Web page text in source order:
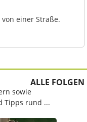
einer Straße.
ALLE FOLGEN
sowie
Tipps rund ...